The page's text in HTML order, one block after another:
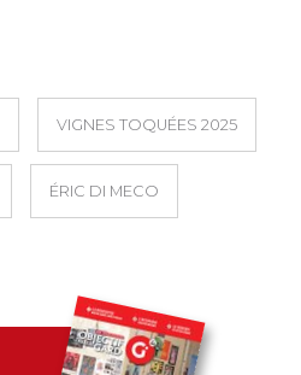
VIGNES TOQUÉES 2025
ÉRIC DI MECO